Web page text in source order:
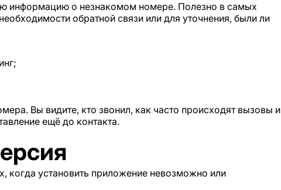
информацию о незнакомом номере. Полезно в самых
обратной связи или для уточнения, были ли
Вы видите, кто звонил, как часто происходят вызовы и
ещё до контакта.
когда установить приложение невозможно или